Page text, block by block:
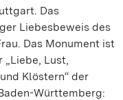
Das
Liebesbeweis des
Das Monument ist
„Liebe, Lust,
Klöstern“ der
Württemberg: